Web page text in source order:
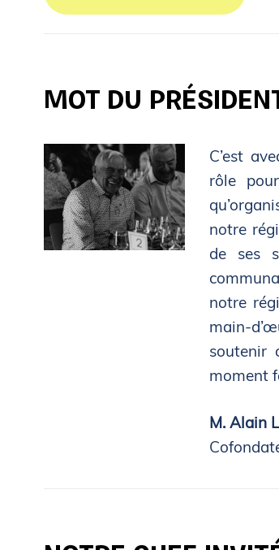
MOT DU
C’est
rôle
notre
de ses
notre
main-
soutenir
moment
M. Alain